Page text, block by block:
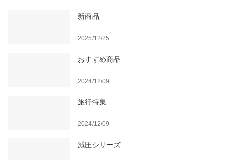
新商品
2025/12/25
おすすめ商品
2024/12/09
旅行特集
2024/12/09
減圧シリーズ